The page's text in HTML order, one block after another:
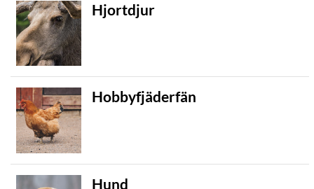
Hjortdjur
Hobbyfjäderfän
Hund